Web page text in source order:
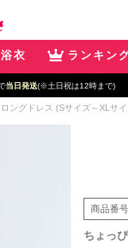
浴衣 ランキン
当日発送(※土日祝は12時まで)
ングドレス (Sサイズ～XLサ
商品番号
ちょっ